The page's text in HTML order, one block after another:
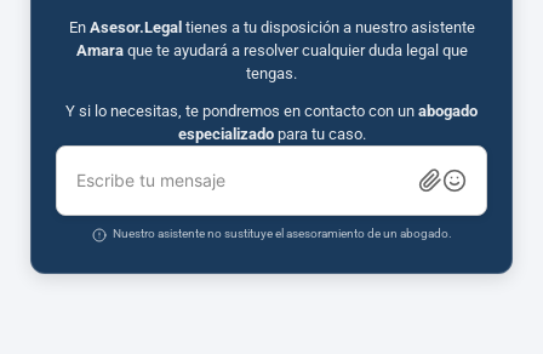
En Asesor.Legal tienes a tu disposición a nuestro asistente
Amaraque te ayudará a resolver cualquier duda legal que
tengas.
Y si lo necesitas, te pondremos en contacto con un abogado
especializadopara tu caso.
Escribe tu mensaje
Nuestro asistente no sustituye el asesoramiento de un abogado.